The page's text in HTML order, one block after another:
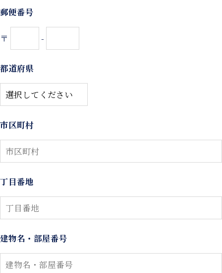
郵便番号
〒 -
都道府県
市区町村
丁目番地
建物名・部屋番号